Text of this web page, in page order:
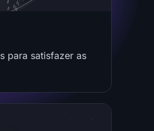
para satisfazer as